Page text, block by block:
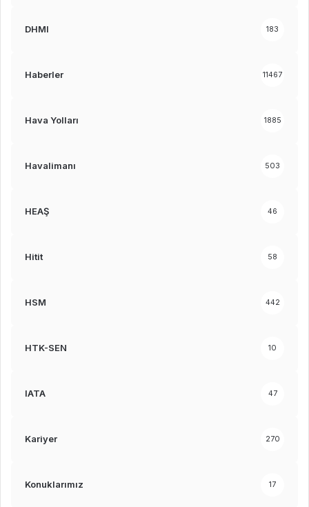
DHMI 183
Haberler 11467
Hava Yolları 1885
Havalimanı 503
HEAŞ 46
Hitit 58
HSM 442
HTK-SEN 10
IATA 47
Kariyer 270
Konuklarımız 17